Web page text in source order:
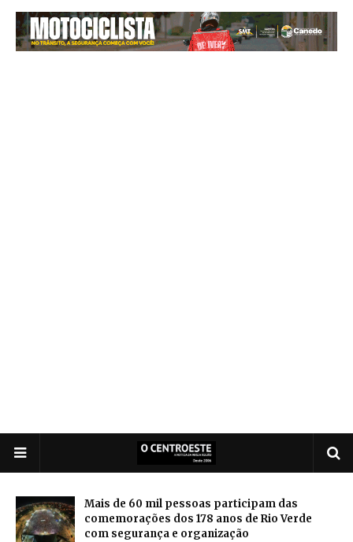
Mais de 60 mil pessoas participam das
comemorações dos 178 anos de Rio Verde
com segurança e organização